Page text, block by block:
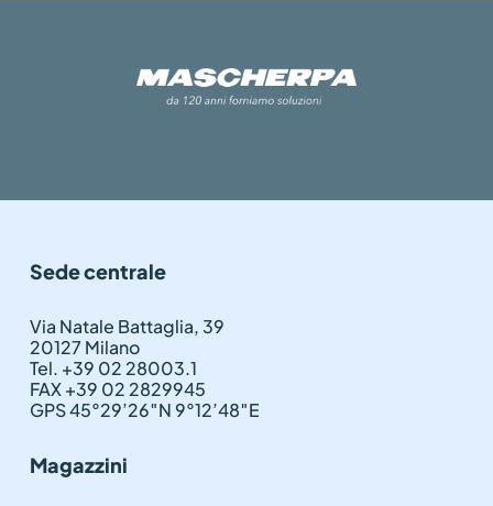
Sede centrale
Via Natale Battaglia, 39
20127 Milano
Tel. +39 02 28003.1
FAX +39 02 2829945
GPS 45°29’26″N 9°12’48″E
Magazzini